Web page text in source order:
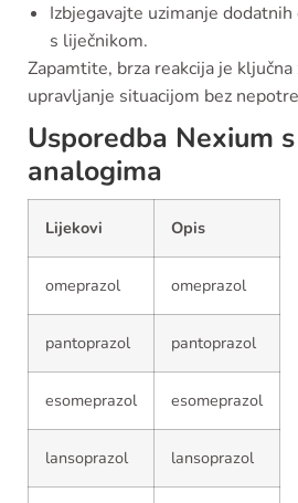
Izbjegavajte uzimanje
s liječnikom.
Zapamtite, brza reakcija je ključna
upravljanje situacijom bez
Usporedba Nexium
analogima
Lijekovi Opis
omeprazol omeprazol
pantoprazol pantoprazol
esomeprazol esomeprazol
lansoprazol lansoprazol